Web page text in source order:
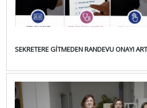
SEKRETERE GİTMEDEN RANDEVU ONAYI